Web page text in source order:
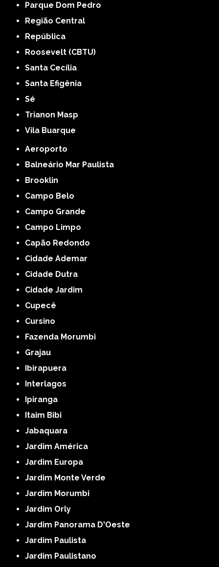
Parque Dom Pedro
Região Central
República
Roosevelt (CBTU)
Santa Cecília
Santa Efigênia
Sé
Trianon Masp
Vila Buarque
Aeroporto
Balneário Mar Paulista
Brooklin
Campo Belo
Campo Grande
Campo Limpo
Capão Redondo
Cidade Ademar
Cidade Dutra
Cidade Jardim
Cupecê
Cursino
Fazenda Morumbi
Grajau
Ibirapuera
Interlagos
Ipiranga
Itaim Bibi
Jabaquara
Jardim América
Jardim Europa
Jardim Monte Verde
Jardim Morumbi
Jardim Orly
Jardim Panorama D'Oeste
Jardim Paulista
Jardim Paulistano